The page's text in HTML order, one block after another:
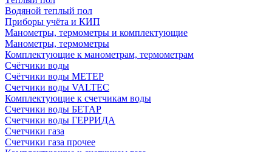
Водяной теплый пол
Приборы учёта и КИП
Манометры, термометры и комплектующие
Манометры, термометры
Комплектующие к манометрам, термометрам
Счётчики воды
Счётчики воды МЕТЕР
Счетчики воды VALTEC
Комплектующие к счетчикам воды
Счетчики воды БЕТАР
Счетчики воды ГЕРРИДА
Счетчики газа
Счетчики газа прочее